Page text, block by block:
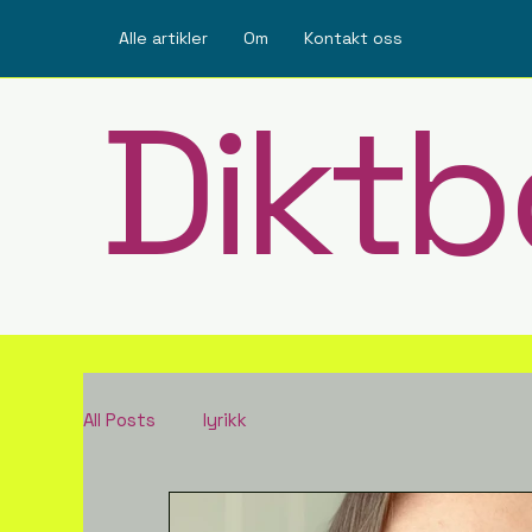
Alle artikler Om Kontakt oss
All Posts lyrikk